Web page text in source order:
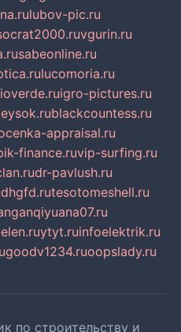
lubov-pic.ru
vgurin.ru
sabeonline.ru
lucomoria.ru
igro-pictures.ru
blackcountess.ru
appraisal.ru
finance.ruvip-surfing.ru
dr-pavlush.ru
dhgfd.rutesotomeshell.ru
ytyt.ruinfoelektrik.ru
goodv1234.ruoopslady.ru
по строительству и